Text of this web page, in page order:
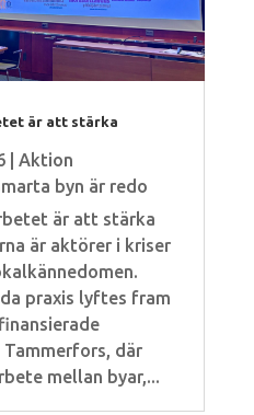
är att stärka
| Aktion
byn är redo
är att stärka
är aktörer i kriser
praxis lyftes fram
där
mellan byar,...